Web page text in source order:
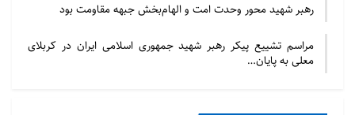
رهبر شهید محور وحدت امت و الهام‌بخش جبهه مقاومت بود
مراسم تشییع پیکر رهبر شهید جمهوری اسلامی ایران در کربلای
معلی به پایان…